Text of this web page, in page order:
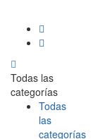
Todas las
categorías
Todas
las
categorías